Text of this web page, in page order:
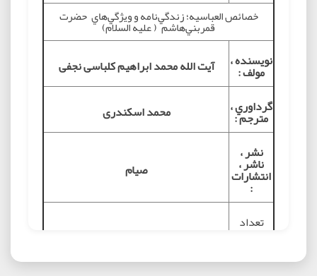
خصائص العباسيه؛ زندگي‌نامه و ويژگي‌هاي حضرت
قمربني‌هاشم ( علیه السلام)
نويسنده ،
مولف :
آیت الله محمد ابراهیم کلباسی نجفی
گرداوري ،
مترجم :
محمد اسکندری
نشر ،
ناشر ،
انتشارات
:
صیام
تعداد
جلد :